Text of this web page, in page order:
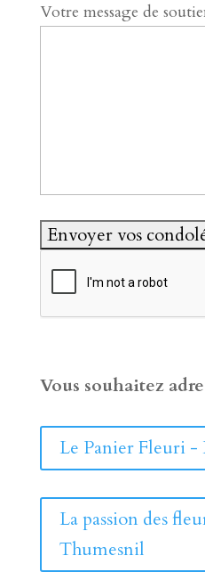
Votre message de
Vous souhaitez
Le Panier Fleuri -
La passion des
Thumesnil